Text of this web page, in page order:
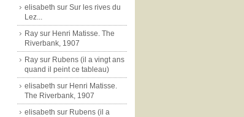
elisabeth sur Sur les rives du
Lez...
Ray sur Henri Matisse. The
Riverbank, 1907
Ray sur Rubens (il a vingt ans
quand il peint ce tableau)
elisabeth sur Henri Matisse.
The Riverbank, 1907
elisabeth sur Rubens (il a